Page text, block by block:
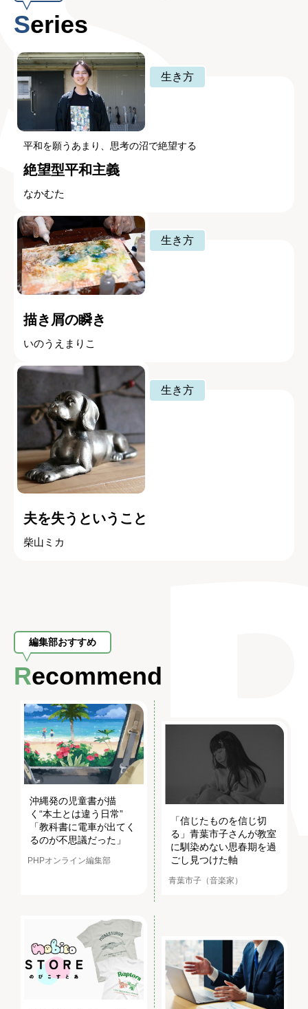
Series
生き方
平和を願うあまり、思考の沼で絶望する
絶望型平和主義
なかむた
生き方
描き屑の瞬き
いのうえまりこ
生き方
夫を失うということ
柴山ミカ
編集部おすすめ
Recommend
沖縄発の児童書が描
く“本土とは違う日常”
「教科書に電車が出てく
るのが不思議だった」
PHPオンライン編集部
「信じたものを信じ切
る」青葉市子さんが教室
に馴染めない思春期を過
ごし見つけた軸
青葉市子（音楽家）